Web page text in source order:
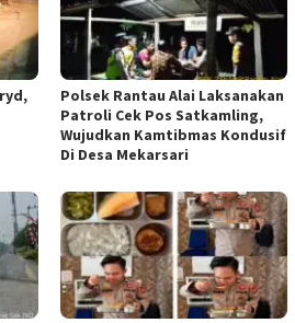
Polsek Rantau Alai Laksanakan
Patroli Cek Pos Satkamling,
Wujudkan Kamtibmas Kondusif
Di Desa Mekarsari